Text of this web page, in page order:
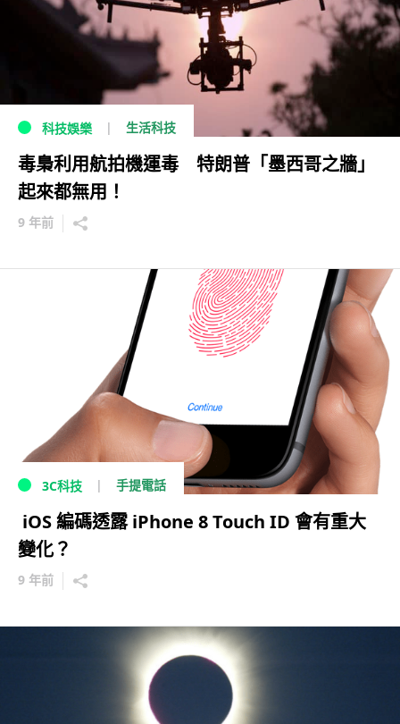
科技娛樂 生活科技
毒梟利用航拍機運毒 特朗普「墨西哥之牆」
起來都無用！
9 年前
3C科技 手提電話
iOS 編碼透露 iPhone 8 Touch ID 會有重大
變化？
9 年前